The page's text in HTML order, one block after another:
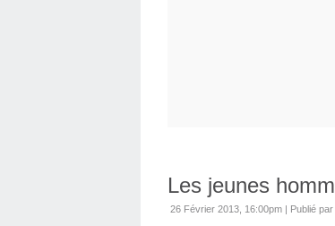
Les jeunes
26 Février 2013, 16:00pm | Publié